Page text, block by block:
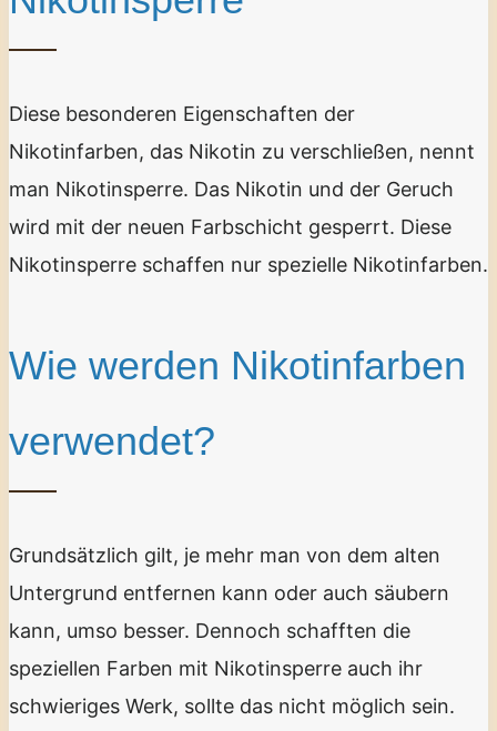
Diese besonderen Eigenschaften der
Nikotinfarben, das Nikotin zu verschließen, nennt
man Nikotinsperre. Das Nikotin und der Geruch
wird mit der neuen Farbschicht gesperrt. Diese
Nikotinsperre schaffen nur spezielle Nikotinfarben.
Wie werden Nikotinfarben
verwendet?
Grundsätzlich gilt, je mehr man von dem alten
Untergrund entfernen kann oder auch säubern
kann, umso besser. Dennoch schafften die
speziellen Farben mit Nikotinsperre auch ihr
schwieriges Werk, sollte das nicht möglich sein.